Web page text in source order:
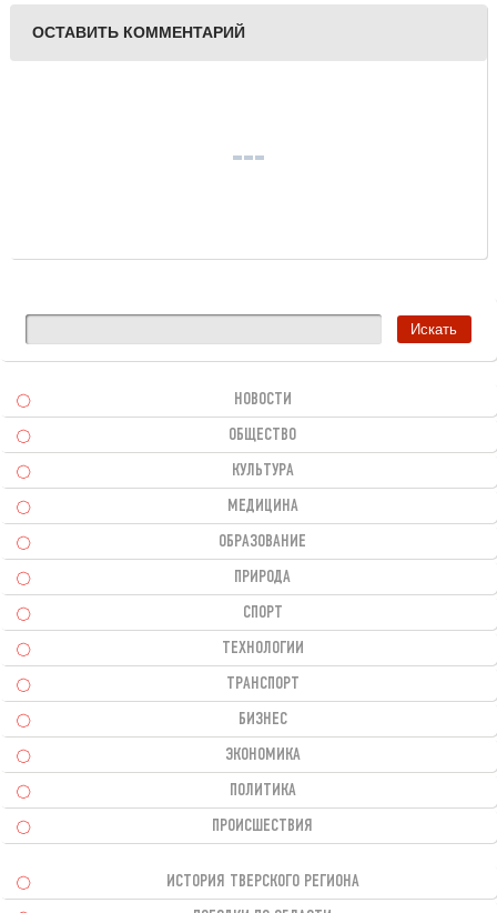
ОСТАВИТЬ КОММЕНТАРИЙ
НОВОСТИ
ОБЩЕСТВО
КУЛЬТУРА
МЕДИЦИНА
ОБРАЗОВАНИЕ
ПРИРОДА
СПОРТ
ТЕХНОЛОГИИ
ТРАНСПОРТ
БИЗНЕС
ЭКОНОМИКА
ПОЛИТИКА
ПРОИСШЕСТВИЯ
ИСТОРИЯ ТВЕРСКОГО РЕГИОНА